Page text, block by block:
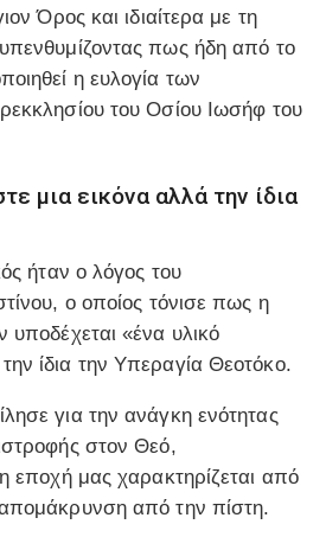
Όρος και ιδιαίτερα με τη
πως ήδη από το
η ευλογία των
του Οσίου Ιωσήφ του
μια εικόνα αλλά την ίδια
ήταν ο λόγος του
ο οποίος τόνισε πως η
υποδέχεται «ένα υλικό
ίδια την Υπεραγία Θεοτόκο.
για την ανάγκη ενότητας
στον Θεό,
εποχή μας χαρακτηρίζεται από
από την πίστη.